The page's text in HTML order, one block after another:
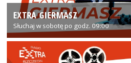
EXTRA GIERMASZ
Słuchaj w sobotę po godz. 09:00